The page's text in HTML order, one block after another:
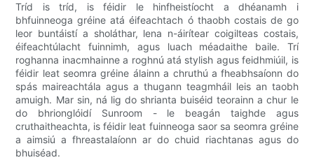
Tríd is tríd, is féidir le hinfheistíocht a dhéanamh i
bhfuinneoga gréine atá éifeachtach ó thaobh costais de go
leor buntáistí a sholáthar, lena n-áirítear coigilteas costais,
éifeachtúlacht fuinnimh, agus luach méadaithe baile. Trí
roghanna inacmhainne a roghnú atá stylish agus feidhmiúil, is
féidir leat seomra gréine álainn a chruthú a fheabhsaíonn do
spás maireachtála agus a thugann teagmháil leis an taobh
amuigh. Mar sin, ná lig do shrianta buiséid teorainn a chur le
do bhrionglóidí Sunroom - le beagán taighde agus
cruthaitheachta, is féidir leat fuinneoga saor sa seomra gréine
a aimsiú a fhreastalaíonn ar do chuid riachtanas agus do
bhuiséad.